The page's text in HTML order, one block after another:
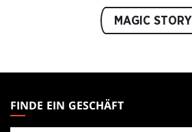
MAGIC STORY
THE
GATHERING
FINDE EIN GESCHÄFT